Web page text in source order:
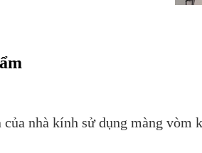
nhà kính sử dụng màng vòm